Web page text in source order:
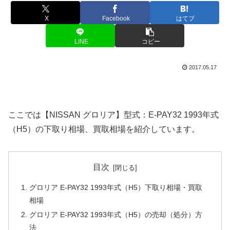
X Facebook はてブ
LINE コピー
2017.05.17
ここでは【NISSAN グロリア】型式：E-PAY32 1993年式
（H5）の下取り相場、買取相場を紹介しています。
目次
グロリア E-PAY32 1993年式（H5）下取り相場・買取
相場
グロリア E-PAY32 1993年式（H5）の売却（処分）方
法